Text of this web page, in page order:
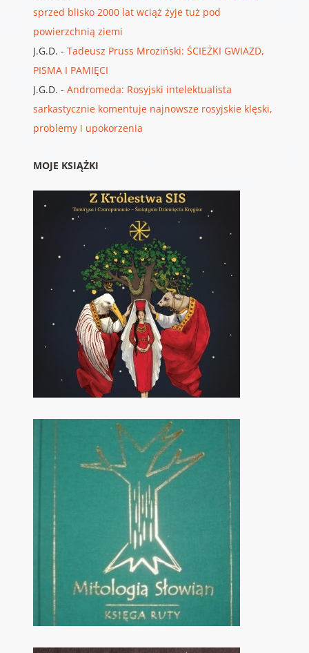
sprzed blisko 2000 lat wciąż żyje tuż pod
powierzchnią ziemi
J.G.D. - Tadeusz Pruss Mroziński: ŚCIEŻKI GWIAZD,
PISMA I PAMIĘCI
J.G.D. - Andromeda: Rosyjski intelektualista
sarkastycznie komentuje najnowsze rosyjskie klęski,
problemy i upokorzenia
MOJE KSIĄŻKI